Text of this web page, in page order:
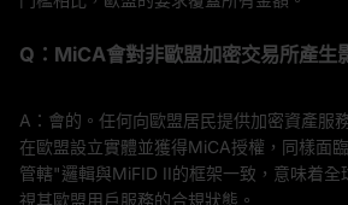
Q：MiCA會對非歐盟加密交易所產生
A：會的。任何向歐盟居民提供加密資產服
在歐盟設立實體並獲得MiCA授權，同樣面
管轄"邏輯與MiFID II的框架一致，意味着全
視其歐盟用戶服務的合規狀態。